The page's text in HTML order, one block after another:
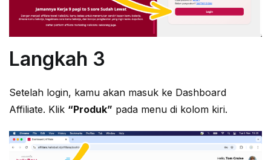
Langkah 3
Setelah login, kamu akan masuk ke Dashboard
Affiliate. Klik “Produk” pada menu di kolom kiri.